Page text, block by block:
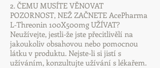
2. ČEMU MUSÍTE VĚNOVAT
POZORNOST, NEŽ ZAČNETE AcePharma
L-Threonin 100X500mg UŽÍVAT?
Neužívejte, jestli-že jste přecitlivělí na
jakoukoliv obsahovou nebo pomocnou
látku v produktu. Nejste-li si jistí s
užíváním, konzultujte užívání s lékařem.